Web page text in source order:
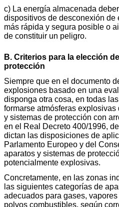
c) La energía almacenada
dispositivos de desconexión de
más rápida y segura posible o
de constituir un peligro.
B. Criterios para la elección
protección
Siempre que en el documento
explosiones basado en una
disponga otra cosa, en todas
formarse atmósferas
y sistemas de protección con
en el Real Decreto 400/1996,
dictan las disposiciones de
Parlamento Europeo y del
aparatos y sistemas de
potencialmente explosivas.
Concretamente, en las zonas
las siguientes categorías de
adecuados para gases,
polvos combustibles, según